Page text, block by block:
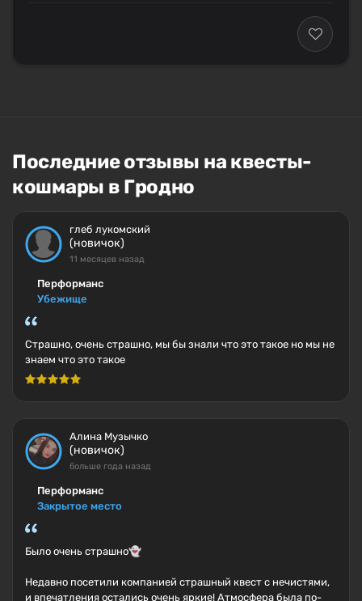
Последние отзывы на квесты-
кошмары в Гродно
глеб лукомский
(новичок)
11 месяцев назад
Перформанс
Убежище
Страшно, очень страшно, мы бы знали что это такое но мы не
знаем что это такое
Алина Музычко
(новичок)
больше года назад
Перформанс
Закрытое место
Было очень страшно👻
Недавно посетили компанией страшный квест с нечистями,
и впечатления остались очень яркие! Атмосфера была по-